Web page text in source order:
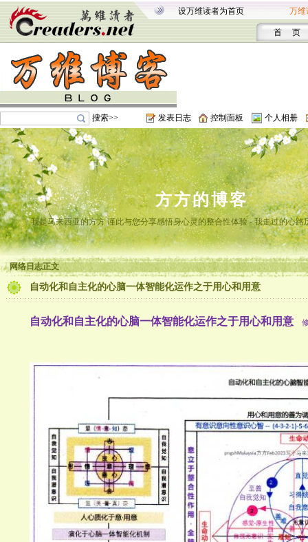
设万维读者为首页 万维
首 页
搜索>> 发表日志 控制面板 个人相册
方方的博客
我是马来西亚的方方 谨此与您分享感悟身心灵的整合性体验 - 我走过的心路
网络日志正文
自动化和自主化的心脑一体智能化运作之于用心和用意
自动化和自主化的心脑一体智能化运作之于用心和用意